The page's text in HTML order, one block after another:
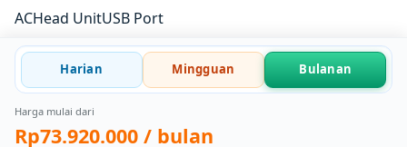
ACHead UnitUSB Port
Harian Mingguan Bulanan
Harga mulai dari
Rp73.920.000 / bulan